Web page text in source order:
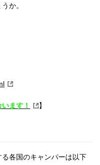
か。
ます！ 】
各国のキャンパーは以下